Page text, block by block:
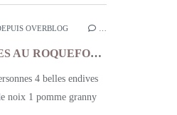
OVERBLOG
SALADE D'ENDIVES AU ROQUEFORT, NOIX ET GRANNY
4 belles endives
noix 1 pomme granny